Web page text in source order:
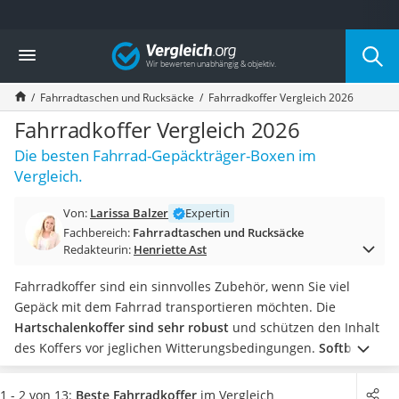
Die beliebtesten Vergleiche nach Kategorie
Freizeit & Sport
Gartentrampolin
Trampolin
Metalldetektor
Eufab-Fahrradträger
Trampolin 366 cm
Fahrradschloss
Futterboot
Air Bike
Trekkingschuhe Herren
Reisetasche mit Rollen
Klimmzugstation
Koffer
Nachtsichtgerät
Faltschloss
Vergleich
Fahrradtaschen und Rucksäcke Fahrradkoffer Vergleich 2026
Fahrradkoffer Vergleich 2026
Die besten Fahrrad-Gepäckträger-Boxen im
Vergleich.
Von: Larissa Balzer
Expertin
Fachbereich: Fahrradtaschen und Rucksäcke
Redakteurin: Henriette Ast
Fahrradkoffer sind ein sinnvolles Zubehör, wenn Sie viel
Gepäck mit dem Fahrrad transportieren möchten. Die
Hartschalenkoffer sind sehr robust und schützen den Inhalt
des Koffers vor jeglichen Witterungsbedingungen. Softbag-
Fahrradkoffersind vor allem nützlich, wenn Sie den Koffer
häufig abnehmenund ihn zugleich als Tasche verwenden
1 - 2 von 13: Beste Fahrradkoffer im Vergleich